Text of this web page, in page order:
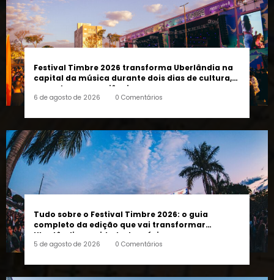
Festival Timbre 2026 transforma Uberlândia na
capital da música durante dois dias de cultura,
encontros e experiências
6 de agosto de 2026 0 Comentários
Tudo sobre o Festival Timbre 2026: o guia
completo da edição que vai transformar
Uberlândia na cidade da música
5 de agosto de 2026 0 Comentários